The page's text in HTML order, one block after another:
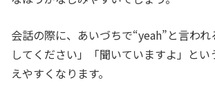
会話の際に、あいづちで“yeah”と言わ
してください」「聞いていますよ」と
えやすくなります。